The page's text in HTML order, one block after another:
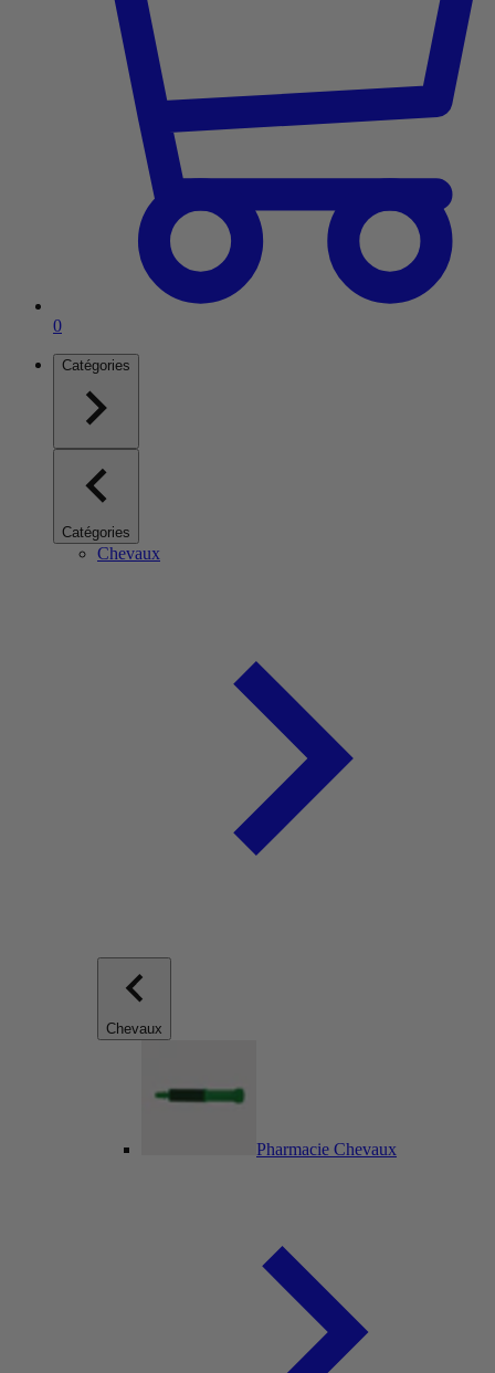
0Article dans le panier
Catégories
Catégories
Chevaux
Chevaux
Pharmacie Chevaux